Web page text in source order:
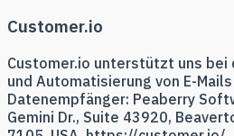
Customer.io
Customer.io unterstützt uns bei
und Automatisierung von E-
Datenempfänger: Peaberry
Gemini Dr., Suite 43920,